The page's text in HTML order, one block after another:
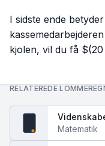
I sidste ende
kjolen, vil du få
RELATEREDE
Matematik